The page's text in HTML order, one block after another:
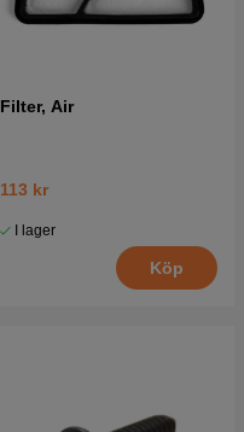
Filter, Air
113 kr
I lager
Köp